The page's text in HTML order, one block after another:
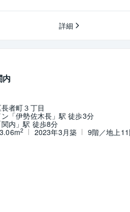
詳細
内
者町３丁目
「伊勢佐木長」駅 徒歩3分
内」駅 徒歩8分
2 2023年3月築
9階／地上